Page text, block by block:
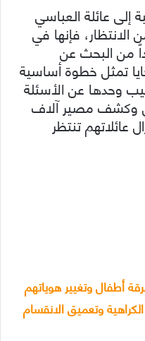
إلى عائلة العباسي
فإنها في
من البحث عن
تمثل خطوة أساسية
وحدها عن الأسئلة
وكشف مصير آلاف
عائلاتهم تنتظر
أطفال وتغيير هوياتهم
وتعميق الانقسام